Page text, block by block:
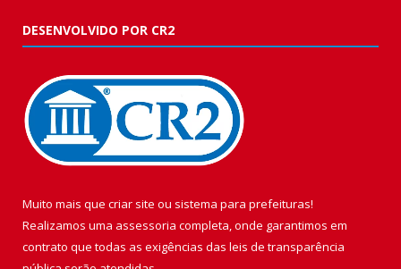
DESENVOLVIDO POR CR2
Muito mais que criar site ou sistema para prefeituras!
Realizamos uma assessoria completa, onde garantimos em
contrato que todas as exigências das leis de transparência